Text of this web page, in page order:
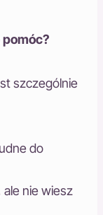
szczególnie
do
ale nie wiesz